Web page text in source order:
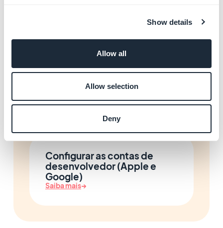
Show details
Allow all
Allow selection
Deny
Gerenciar as configurações
Saiba mais→
Configurar as contas de
desenvolvedor (Apple e
Google)
Saiba mais→